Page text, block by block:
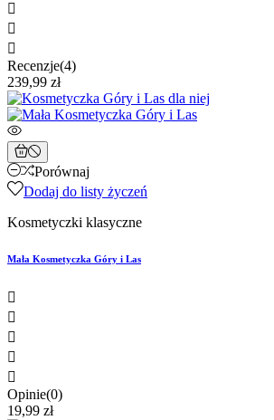



Recenzje(4)
239,99 zł
Porównaj
Dodaj do listy życzeń
Kosmetyczki klasyczne
Mała Kosmetyczka Góry i Las





Opinie(0)
19,99 zł